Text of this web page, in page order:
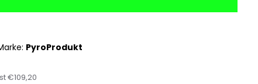
PyroProdukt
€109,20